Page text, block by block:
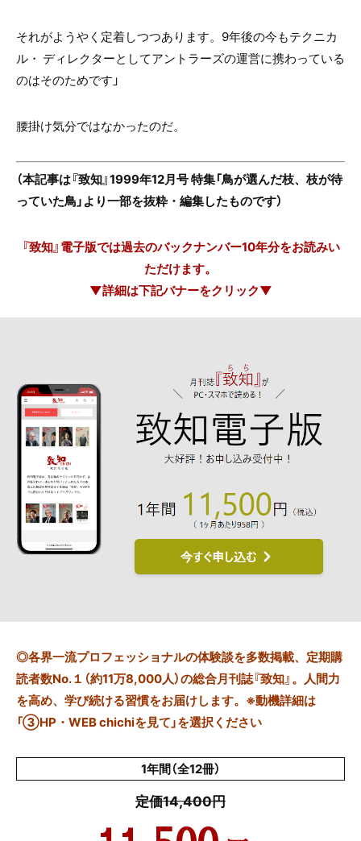
それがようやく定着しつつあります。9年後の今もテクニカ
ル・ ディレクターとしてアントラーズの運営に携わっている
のはそのためです」
腰掛け気分ではなかったのだ。
（本記事は『致知』1999年12月号 特集「鳥が選んだ枝、枝が待
っていた鳥」より一部を抜粋・編集したものです）
『致知』電子版では過去のバックナンバー10年分をお読みい
ただけます。
▼詳細は下記バナーをクリック▼
◎各界一流プロフェッショナルの体験談を多数掲載、定期購
読者数No.１（約11万8,000人）の総合月刊誌『致知』。人間力
を高め、学び続ける習慣をお届けします。※動機詳細は
「③HP・WEB chichiを見て」を選択ください
1年間（全12冊）
定価14,400円